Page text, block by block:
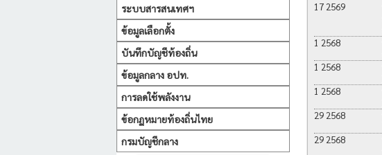
ระบบสารสนเทศฯ
ข้อมูลเลือกตั้ง
บันทึกบัญชีท้องถิ่น
ข้อมูลกลาง อปท.
การลดใช้พลังงาน
ข้อกฏหมายท้องถิ่นไทย
กรมบัญชีกลาง
17 2569
1 2568
1 2568
1 2568
29 2568
29 2568